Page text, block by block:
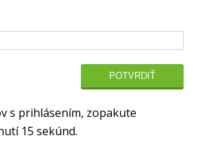
s prihlásením, zopakute
15 sekúnd.